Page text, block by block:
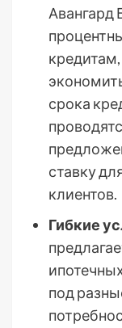
Авангард
срока
ставку
клиентов.
Гибкие
под